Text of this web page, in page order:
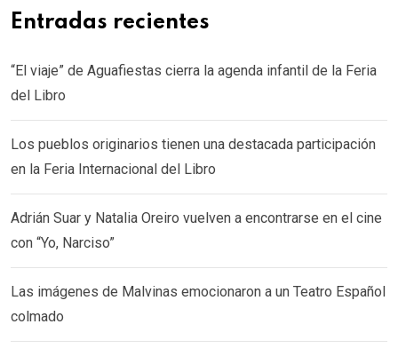
Entradas recientes
“El viaje” de Aguafiestas cierra la agenda infantil de la Feria
del Libro
Los pueblos originarios tienen una destacada participación
en la Feria Internacional del Libro
Adrián Suar y Natalia Oreiro vuelven a encontrarse en el cine
con “Yo, Narciso”
Las imágenes de Malvinas emocionaron a un Teatro Español
colmado